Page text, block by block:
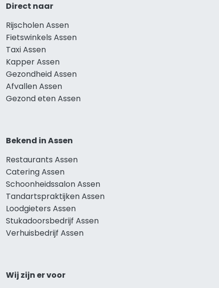
Direct naar
Rijscholen Assen
Fietswinkels Assen
Taxi Assen
Kapper Assen
Gezondheid Assen
Afvallen Assen
Gezond eten Assen
Bekend in Assen
Restaurants Assen
Catering Assen
Schoonheidssalon Assen
Tandartspraktijken Assen
Loodgieters Assen
Stukadoorsbedrijf Assen
Verhuisbedrijf Assen
Wij zijn er voor